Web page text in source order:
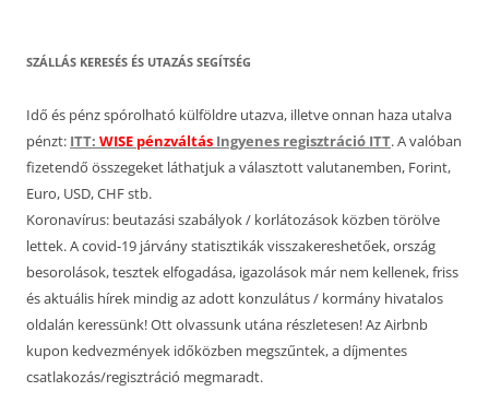
SZÁLLÁS KERESÉS ÉS UTAZÁS SEGÍTSÉG
Idő és pénz spórolható külföldre utazva, illetve onnan haza utalva
pénzt: ITT: WISE pénzváltás Ingyenes regisztráció ITT. A valóban
fizetendő összegeket láthatjuk a választott valutanemben, Forint,
Euro, USD, CHF stb.
Koronavírus: beutazási szabályok / korlátozások közben törölve
lettek. A covid-19 járvány statisztikák visszakereshetőek, ország
besorolások, tesztek elfogadása, igazolások már nem kellenek, friss
és aktuális hírek mindig az adott konzulátus / kormány hivatalos
oldalán keressünk! Ott olvassunk utána részletesen! Az Airbnb
kupon kedvezmények időközben megszűntek, a díjmentes
csatlakozás/regisztráció megmaradt.